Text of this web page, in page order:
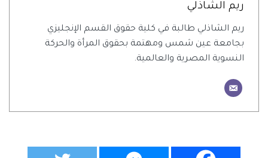
ريم الشاذلي
ريم الشاذلي طالبة في كلية حقوق القسم الإنجليزي
بجامعة عين شمس ومهتمة بحقوق المرأة والحركة
النسوية المصرية والعالمية.